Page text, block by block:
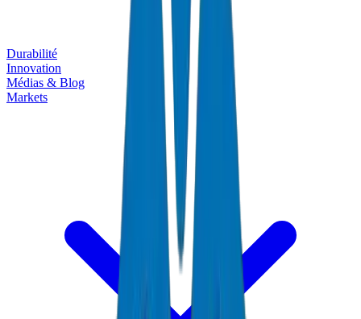
Durabilité
Innovation
Médias & Blog
Markets